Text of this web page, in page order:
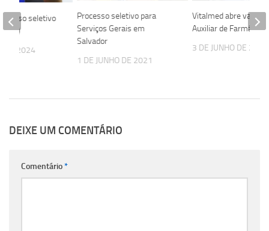
Processo seletivo para
Serviços Gerais em
Salvador
1 DE JUNHO DE 2021
Vitalmed abre vaga
Auxiliar de Farmácia
3 DE JUNHO DE 2024
seletivo
DE 2024
DEIXE UM COMENTÁRIO
Comentário*